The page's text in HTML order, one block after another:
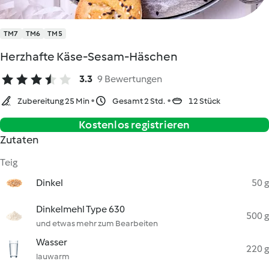
TM7 TM6 TM5
Herzhafte Käse-Sesam-Häschen
3.3 9 Bewertungen
Zubereitung 25 Min Gesamt 2 Std. 12 Stück
Kostenlos registrieren
Zutaten
Teig
Dinkel
50 g
Dinkelmehl Type 630
und etwas mehr zum Bearbeiten
500 g
Wasser
lauwarm
220 g